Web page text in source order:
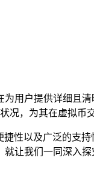
用户提供详细且
，为其在虚拟币
性以及广泛的支
让我们一同深入探